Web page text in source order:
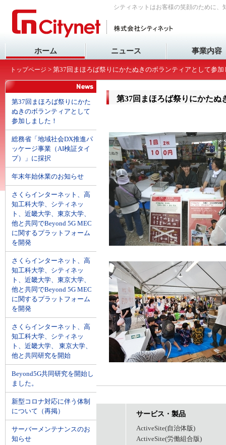
シティネットはお客様の笑顔のために、
ホーム ニュース 事業内容
トップページ> 第37回まほろば祭りにかたぬきのボランティアとして参加
第37回まほろば祭りにかたぬ
第37回まほろば祭りにかた
ぬきのボランティアとして
参加しました！
総務省「地域社会DX推進パ
ッケージ事業（AI検証タイ
プ）」に採択
年末年始休業のお知らせ
さくらインターネット、高
知工科大学、シティネッ
ト、近畿大学、東京大学、
他と共同でBeyond 5G MEC
に関するプラットフォーム
を開発
さくらインターネット、高
知工科大学、シティネッ
ト、近畿大学、東京大学、
他と共同でBeyond 5G MEC
に関するプラットフォーム
を開発
さくらインターネット、高
知工科大学、シティネッ
ト、近畿大学、 東京大学、
他と共同研究を開始
Beyond5G共同研究を開始し
ました。
新型コロナ対応に伴う体制
について（再掲）
サーバーメンテナンスのお
知らせ
事業内容
業務ソフト受託開発・販売
ネットワーク構築
サービス・製品
ActiveSite(自治体版)
ActiveSite(労働組合版)